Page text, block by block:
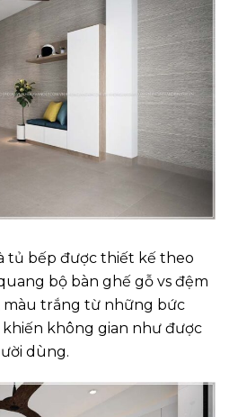
tủ bếp được thiết kế theo
bộ bàn ghế gỗ vs đệm
màu trắng từ những bức
không gian như được
dùng.